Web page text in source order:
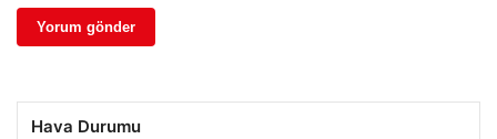
Hava Durumu